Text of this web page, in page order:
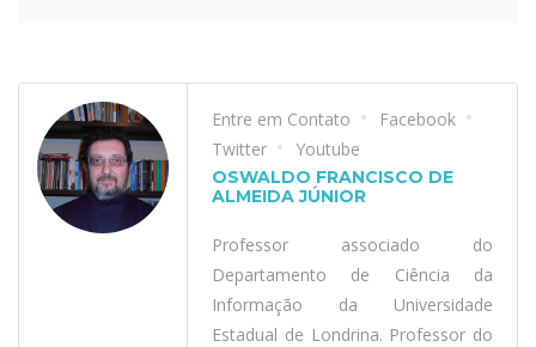
Entre em Contato
Facebook
Twitter
Youtube
OSWALDO FRANCISCO DE
ALMEIDA JÚNIOR
Professor associado do
Departamento de Ciência da
Informação da Universidade
Estadual de Londrina. Professor do